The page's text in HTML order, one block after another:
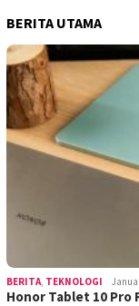
BERITA UTAMA
BERITA TEKNOLOGI
Honor Tablet 10 Pro